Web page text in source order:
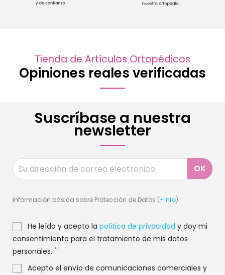
Tienda de Artículos Ortopédicos
Opiniones reales verificadas
Suscríbase a nuestra
newsletter
Información básica sobre Protección de Datos (+info)
He leído y acepto la política de privacidad y doy mi
consentimiento para el tratamiento de mis datos
personales. *
Acepto el envío de comunicaciones comerciales y